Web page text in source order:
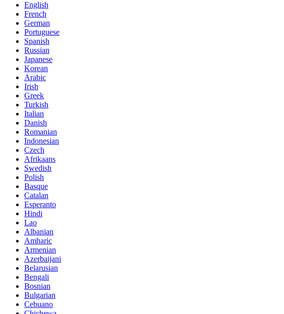
English
French
German
Portuguese
Spanish
Russian
Japanese
Korean
Arabic
Irish
Greek
Turkish
Italian
Danish
Romanian
Indonesian
Czech
Afrikaans
Swedish
Polish
Basque
Catalan
Esperanto
Hindi
Lao
Albanian
Amharic
Armenian
Azerbaijani
Belarusian
Bengali
Bosnian
Bulgarian
Cebuano